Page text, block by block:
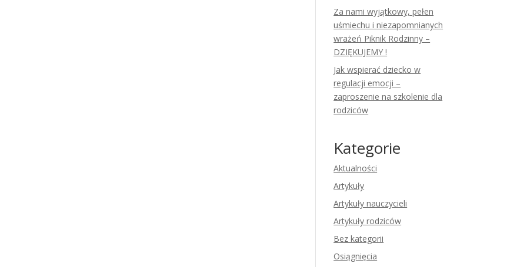
Za nami wyjątkowy, pełen
uśmiechu i niezapomnianych
wrażeń Piknik Rodzinny –
DZIĘKUJEMY !
Jak wspierać dziecko w
regulacji emocji –
zaproszenie na szkolenie dla
rodziców
Kategorie
Aktualności
Artykuły
Artykuły nauczycieli
Artykuły rodziców
Bez kategorii
Osiągnięcia